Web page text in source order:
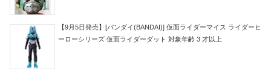
【9月5日発売】[バンダイ(BANDAI)] 仮面ライダーマイス ライダーヒ
ーローシリーズ 仮面ライダーダット 対象年齢 3 才以上